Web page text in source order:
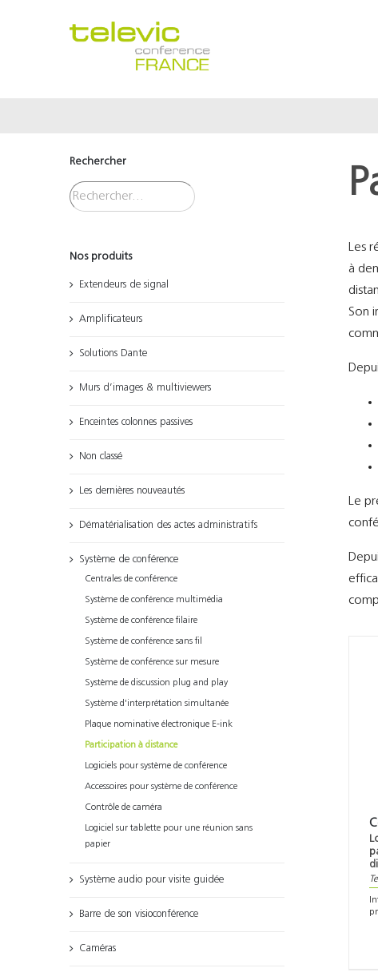
Les
à
Son
Le
Rechercher
Nos produits
Extendeurs de signal
Amplificateurs
Solutions Dante
Murs d’images & multiviewers
Enceintes colonnes passives
Non classé
Les dernières nouveautés
Dématérialisation des actes administratifs
Système de conférence
Centrales de conférence
Système de conférence multimédia
Système de conférence filaire
Système de conférence sans fil
Système de conférence sur mesure
Système de discussion plug and play
Système d'interprétation simultanée
Plaque nominative électronique E-ink
Participation à distance
Logiciels pour système de conférence
Accessoires pour système de conférence
Contrôle de caméra
Logiciel sur tablette pour une réunion sans
papier
Système audio pour visite guidée
Barre de son visioconférence
Caméras